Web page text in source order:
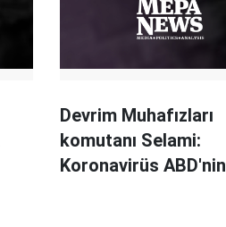
Devrim Muhafızları
komutanı Selami:
Koronavirüs ABD'nin